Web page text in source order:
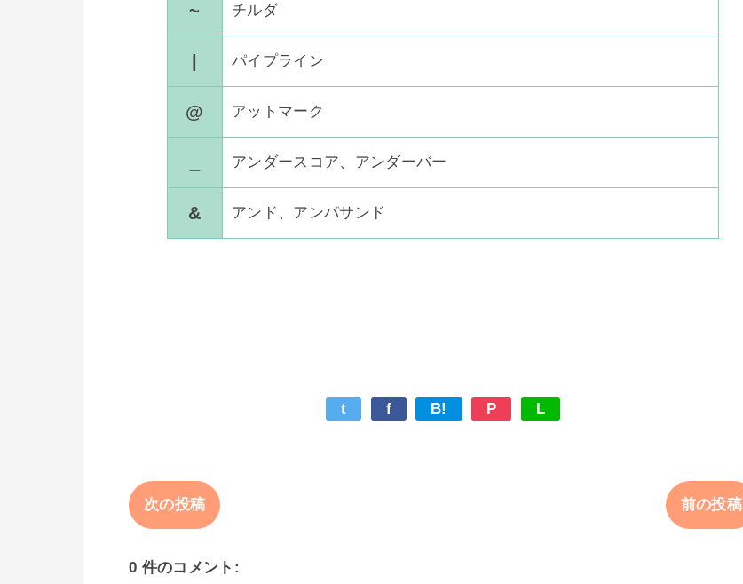
~ チルダ
パイプライン
@ アットマーク
アンダースコア、アンダーバー
& アンド、アンパサンド
t f B! P L
次の投稿 前の投稿
0 件のコメント: